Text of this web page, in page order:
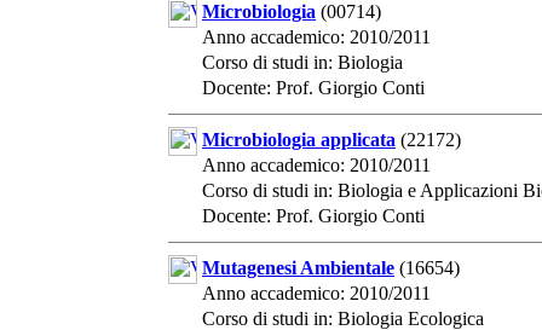
Microbiologia (00714)
Anno accademico: 2010/2011
Corso di studi in: Biologia
Docente: Prof. Giorgio Conti
Microbiologia applicata (22172)
Anno accademico: 2010/2011
Corso di studi in: Biologia e Applicazioni
Docente: Prof. Giorgio Conti
Mutagenesi Ambientale (16654)
Anno accademico: 2010/2011
Corso di studi in: Biologia Ecologica